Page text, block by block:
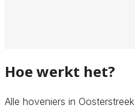
Hoe werkt het?
Alle hoveniers in Oosterstreek